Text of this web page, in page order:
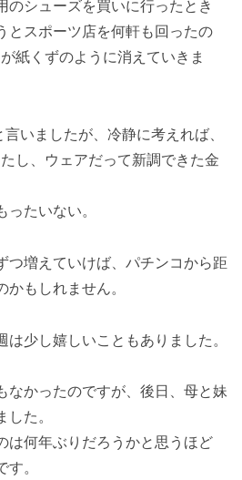
のシューズを買いに行ったとき
とスポーツ店を何軒も回ったの
紙くずのように消えていきま
いましたが、冷静に考えれば、
し、ウェアだって新調できた金
たいない。
つ増えていけば、パチンコから距
もしれません。
少し嬉しいこともありました。
なかったのですが、後日、母と妹
た。
は何年ぶりだろうかと思うほど
。